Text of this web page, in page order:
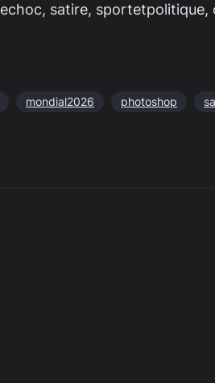
satire,
mondial2026 photoshop